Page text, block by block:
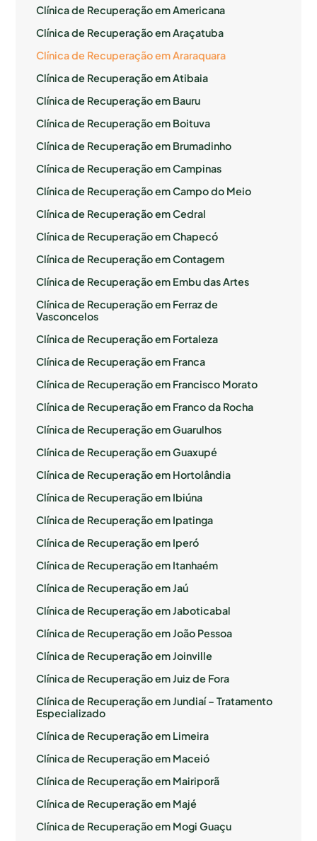
Clínica de Recuperação em Americana
Clínica de Recuperação em Araçatuba
Clínica de Recuperação em Araraquara
Clínica de Recuperação em Atibaia
Clínica de Recuperação em Bauru
Clínica de Recuperação em Boituva
Clínica de Recuperação em Brumadinho
Clínica de Recuperação em Campinas
Clínica de Recuperação em Campo do Meio
Clínica de Recuperação em Cedral
Clínica de Recuperação em Chapecó
Clínica de Recuperação em Contagem
Clínica de Recuperação em Embu das Artes
Clínica de Recuperação em Ferraz de
Vasconcelos
Clínica de Recuperação em Fortaleza
Clínica de Recuperação em Franca
Clínica de Recuperação em Francisco Morato
Clínica de Recuperação em Franco da Rocha
Clínica de Recuperação em Guarulhos
Clínica de Recuperação em Guaxupé
Clínica de Recuperação em Hortolândia
Clínica de Recuperação em Ibiúna
Clínica de Recuperação em Ipatinga
Clínica de Recuperação em Iperó
Clínica de Recuperação em Itanhaém
Clínica de Recuperação em Jaú
Clínica de Recuperação em Jaboticabal
Clínica de Recuperação em João Pessoa
Clínica de Recuperação em Joinville
Clínica de Recuperação em Juiz de Fora
Clínica de Recuperação em Jundiaí – Tratamento
Especializado
Clínica de Recuperação em Limeira
Clínica de Recuperação em Maceió
Clínica de Recuperação em Mairiporã
Clínica de Recuperação em Majé
Clínica de Recuperação em Mogi Guaçu